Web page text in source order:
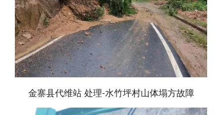
金寨县代维站 处理-水竹坪村山体塌方故障